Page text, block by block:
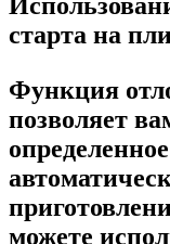
старта на
Функция
позволяет
можете